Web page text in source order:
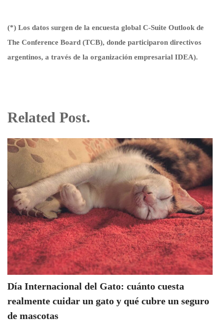
(*) Los datos surgen de la encuesta global C-Suite Outlook de
The Conference Board (TCB), donde participaron directivos
argentinos, a través de la organización empresarial IDEA).
Related Post.
Día Internacional del Gato: cuánto cuesta
realmente cuidar un gato y qué cubre un seguro
de mascotas